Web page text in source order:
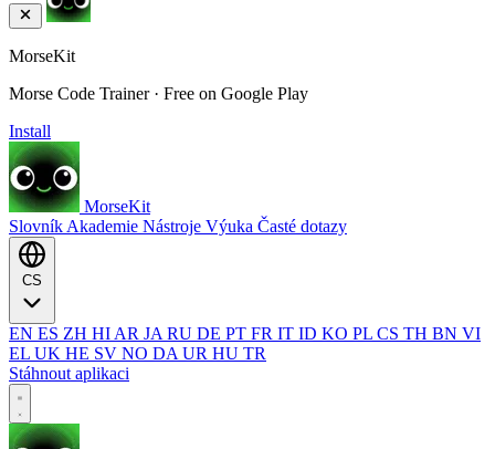
MorseKit
Morse Code Trainer · Free on Google Play
Install
MorseKit
Slovník Akademie Nástroje Výuka Časté dotazy
EN ES ZH HI AR JA RU DE PT FR IT ID KO PL CS TH BN VI
EL UK HE SV NO DA UR HU TR
Stáhnout aplikaci